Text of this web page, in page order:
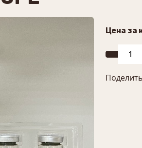
Цена за